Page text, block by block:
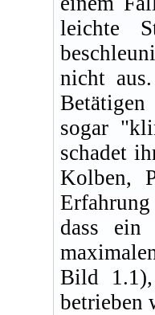
leichte
nicht
sogar
schadet
Kolben,
dass ein
Bild
betrieben